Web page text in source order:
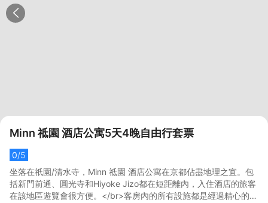
Minn 祗園 酒店公寓5天4晚自由行套票
0/5
坐落在祇園/清水寺，Minn 祗園 酒店公寓在京都佔盡地理之宜。包
括新門前通、圓光寺和Hiyoke Jizo都在短距離內，入住酒店的旅客
在該地區遊覽會很方便。</br>客房內的所有設施都是經過精心的考